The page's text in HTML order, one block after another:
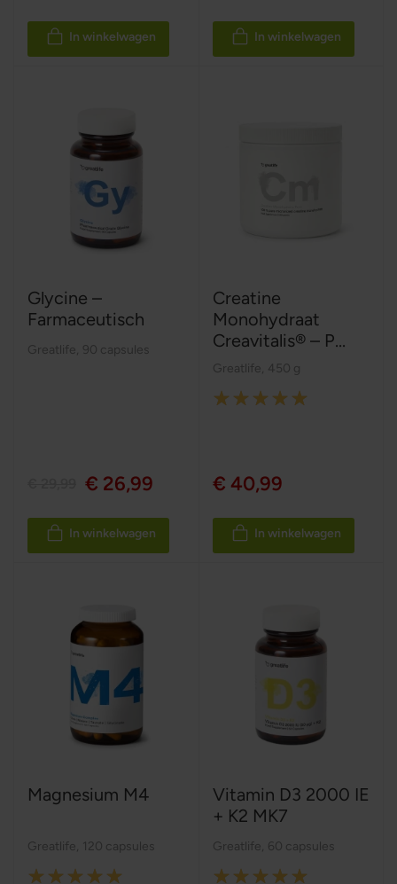
In winkelwagen In winkelwagen
Glycine –
Farmaceutisch
Greatlife 90 capsules
€ 26,99
In winkelwagen
Creatine
Monohydraat
Creavitalis® – P...
Greatlife 450 g
Rating:
€ 40,99
In winkelwagen
Magnesium M4
Greatlife 120 capsules
Rating:
Vitamin D3 2000 IE
+ K2 MK7
Greatlife 60 capsules
Rating: